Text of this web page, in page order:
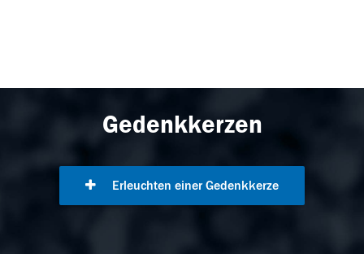
Gedenkkerzen
Erleuchten einer Gedenkkerze